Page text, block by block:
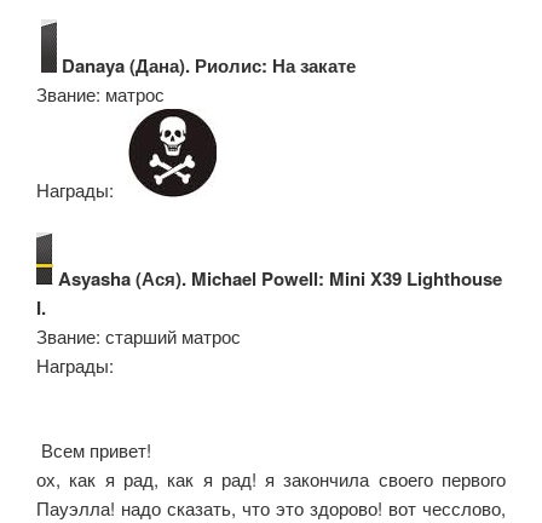
Danaya (Дана). Риолис: На закате
Звание: матрос
Награды:
Asyasha (Ася). Michael Powell: Mini X39 Lighthouse
I.
Звание: старший матрос
Награды:
Всем привет!
ох, как я рад, как я рад! я закончила своего первого
Пауэлла! надо сказать, что это здорово! вот чесслово,